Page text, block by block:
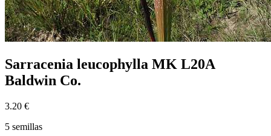
Sarracenia leucophylla MK L20A
Baldwin Co.
3.20 €
5 semillas